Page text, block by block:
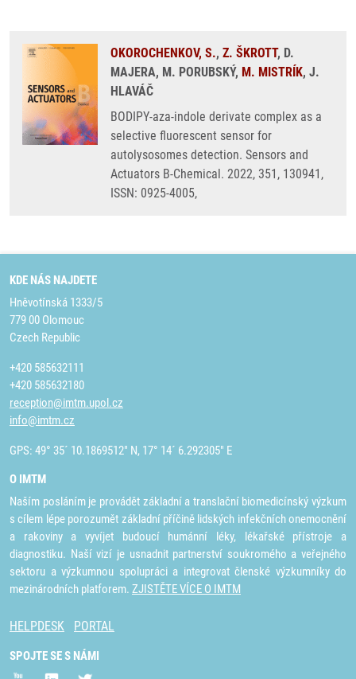
OKOROCHENKOV, S., Z. ŠKROTT, D.
MAJERA, M. PORUBSKÝ, M. MISTRÍK, J.
HLAVÁČ
BODIPY-aza-indole derivate complex as a
selective fluorescent sensor for
autolysosomes detection. Sensors and
Actuators B-Chemical. 2022, 351, 130941,
ISSN: 0925-4005,
KDE NÁS NAJDETE
Hněvotínská 1333/5
779 00 Olomouc
Czech Republic
+420 585632111
+420 585632180
reception@imtm.upol.cz
info@imtm.cz
GPS: 49° 35´ 10.1869512" N, 17° 14´ 6.292305" E
O IMTM
Naším posláním je provádět základní a translační biomedicínský výzkum
s cílem lépe porozumět základní příčině lidských infekčních onemocnění
a rakoviny a vyvíjet budoucí humánní léky, lékařské přístroje a
diagnostiku. Naší vizí je usnadnit partnerství soukromého a veřejného
sektoru a výzkumnou spolupráci a integrovat členské výzkumníky do
mezinárodních platforem. ZJISTĚTE VÍCE O IMTM
HELPDESK PORTAL
SPOJTE SE S NÁMI